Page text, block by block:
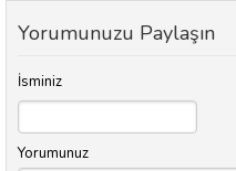
Yorumunuzu Paylaşın
İsminiz
Yorumunuz